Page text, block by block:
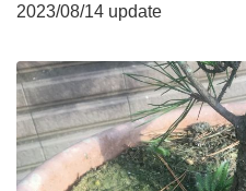
2023/08/14 update